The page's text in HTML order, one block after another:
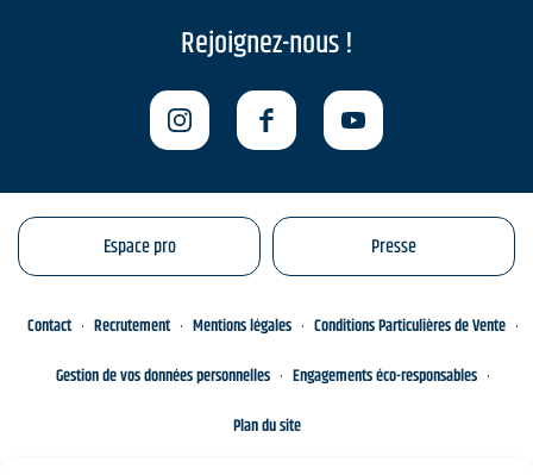
Rejoignez-nous !
Espace pro Presse
Contact Recrutement Mentions légales
Conditions Particulières de Vente
Gestion de vos données personnelles
Engagements éco-responsables
Plan du site